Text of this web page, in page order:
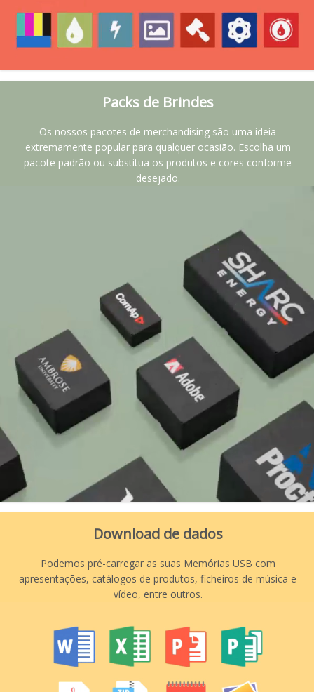
Packs de Brindes
Os nossos pacotes de merchandising são uma ideia
extremamente popular para qualquer ocasião. Escolha um
pacote padrão ou substitua os produtos e cores conforme
desejado.
Download de dados
Podemos pré-carregar as suas Memórias USB com
apresentações, catálogos de produtos, ficheiros de música e
vídeo, entre outros.